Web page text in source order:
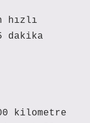
hızlı
dakika
kilometre